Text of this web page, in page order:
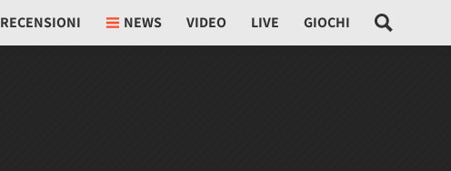
RECENSIONI NEWS VIDEO LIVE GIOCHI